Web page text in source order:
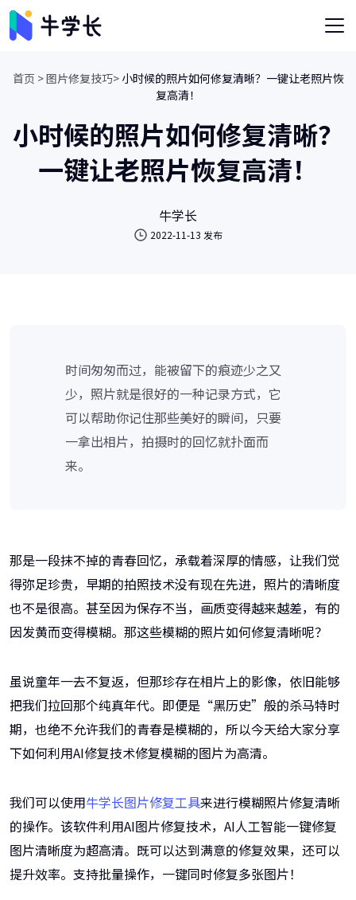
首页 >图片修复技巧> 小时候的照片如何修复清晰？一键让老照片恢
复高清！
小时候的照片如何修复清晰？
一键让老照片恢复高清！
牛学长
2022-11-13 发布
时间匆匆而过，能被留下的痕迹少之又
少，照片就是很好的一种记录方式，它
可以帮助你记住那些美好的瞬间，只要
一拿出相片，拍摄时的回忆就扑面而
来。
那是一段抹不掉的青春回忆，承载着深厚的情感，让我们觉
得弥足珍贵，早期的拍照技术没有现在先进，照片的清晰度
也不是很高。甚至因为保存不当，画质变得越来越差，有的
因发黄而变得模糊。那这些模糊的照片如何修复清晰呢？
虽说童年一去不复返，但那珍存在相片上的影像，依旧能够
把我们拉回那个纯真年代。即便是“黑历史”般的杀马特时
期，也绝不允许我们的青春是模糊的，所以今天给大家分享
下如何利用AI修复技术修复模糊的图片为高清。
我们可以使用牛学长图片修复工具来进行模糊照片修复清晰
的操作。该软件利用AI图片修复技术，AI人工智能一键修复
图片清晰度为超高清。既可以达到满意的修复效果，还可以
提升效率。支持批量操作，一键同时修复多张图片！